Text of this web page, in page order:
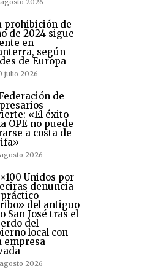
2026
prohibición de
de 2024 sigue
en
según
de Europa
julio 2026
de
«El éxito
OPE no puede
a costa de
2026
Unidos por
denuncia
del antiguo
San José tras el
del
local con
empresa
2026